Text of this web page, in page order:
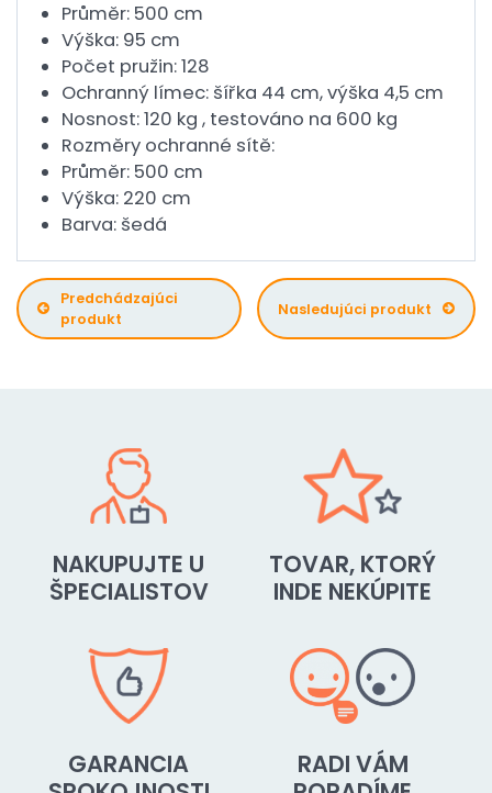
Průměr: 500 cm
Výška: 95 cm
Počet pružin: 128
Ochranný límec: šířka 44 cm, výška 4,5 cm
Nosnost: 120 kg , testováno na 600 kg
Rozměry ochranné sítě:
Průměr: 500 cm
Výška: 220 cm
Barva: šedá
Predchádzajúci
produkt
Nasledujúci produkt
NAKUPUJTE U
ŠPECIALISTOV
TOVAR, KTORÝ
INDE NEKÚPITE
GARANCIA
RADI VÁM